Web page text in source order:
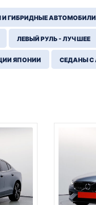
И ГИБРИДНЫЕ АВТОМОБИЛИ
ЛЕВЫЙ РУЛЬ - ЛУЧШЕЕ
ЯПОНИИ СЕДАНЫ С